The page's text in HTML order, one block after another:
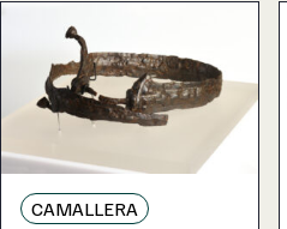
CAMALLERA